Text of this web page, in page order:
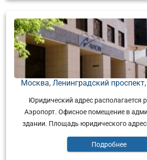
Москва, Ленинградский
Юридический адрес располагается
Аэропорт. Офисное помещение в
здании. Площадь юридического
Подробнее